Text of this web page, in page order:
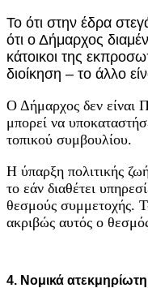
Το ότι στην έδρα
ότι ο Δήμαρχος
κάτοικοι της
διοίκηση – το άλλο
Ο Δήμαρχος δεν είναι
μπορεί να
τοπικού συμβουλίου.
Η ύπαρξη πολιτικής
το εάν διαθέτει
θεσμούς συμμετοχής.
ακριβώς αυτός ο
4. Νομικά